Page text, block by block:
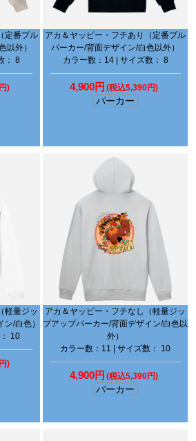
定番プル
以外）
： 8
)
アカ＆ヤッピー・フチあり（定番プル
パーカー/背面デザイン/白色以外）
カラー数：14 | サイズ数： 8
4,900円 (税込5,390円)
パーカー
軽量ジッ
/白色）
10
)
アカ＆ヤッピー・フチなし（軽量ジッ
プアップパーカー/背面デザイン/白色以
外）
カラー数：11 | サイズ数： 10
4,900円 (税込5,390円)
パーカー